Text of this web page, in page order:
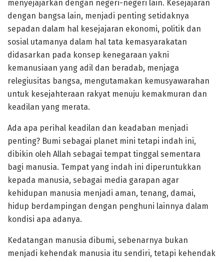
menyejajarkan dengan negeri-negeri lain. Kesejajaran
dengan bangsa lain, menjadi penting setidaknya
sepadan dalam hal kesejajaran ekonomi, politik dan
sosial utamanya dalam hal tata kemasyarakatan
didasarkan pada konsep kenegaraan yakni
kemanusiaan yang adil dan beradab, menjaga
relegiusitas bangsa, mengutamakan kemusyawarahan
untuk kesejahteraan rakyat menuju kemakmuran dan
keadilan yang merata.
Ada apa perihal keadilan dan keadaban menjadi
penting? Bumi sebagai planet mini tetapi indah ini,
dibikin oleh Allah sebagai tempat tinggal sementara
bagi manusia. Tempat yang indah ini diperuntukkan
kepada manusia, sebagai media garapan agar
kehidupan manusia menjadi aman, tenang, damai,
hidup berdampingan dengan penghuni lainnya dalam
kondisi apa adanya.
Kedatangan manusia dibumi, sebenarnya bukan
menjadi kehendak manusia itu sendiri, tetapi kehendak